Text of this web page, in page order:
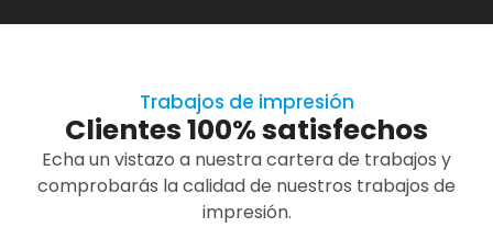
Trabajos de impresión
Clientes 100% satisfechos
Echa un vistazo a nuestra cartera de trabajos y
comprobarás la calidad de nuestros trabajos de
impresión.